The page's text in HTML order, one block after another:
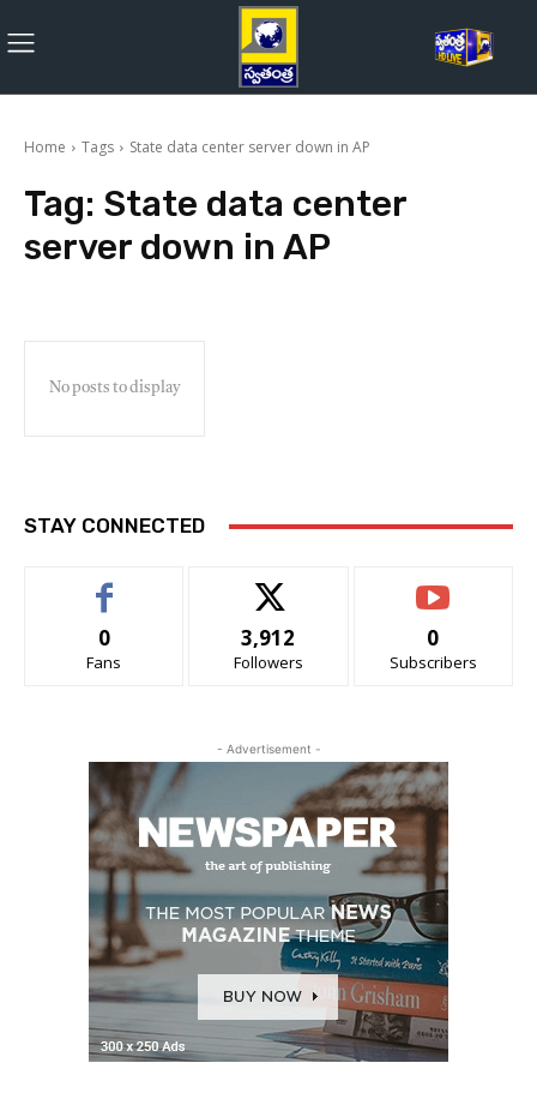
Home Tags State data center server down in AP
Tag: State data center
server down in AP
No posts to display
STAY CONNECTED
0
Fans
3,912
Followers
0
Subscribers
- Advertisement -